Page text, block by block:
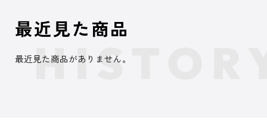
最近見た商品
最近見た商品がありません。